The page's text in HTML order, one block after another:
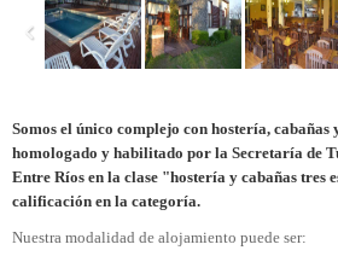
Somos el único complejo con hostería, cabañas
homologado y habilitado por la Secretaría de
Entre Ríos en la clase "hostería y cabañas tres
calificación en la categoría.
Nuestra modalidad de alojamiento puede ser: